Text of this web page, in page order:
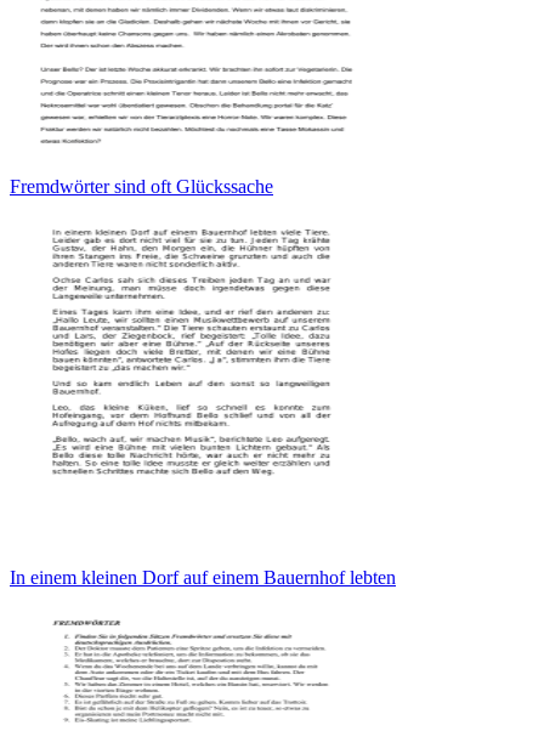
Fremdwörter sind oft Glückssache
In einem kleinen Dorf auf einem Bauernhof lebten